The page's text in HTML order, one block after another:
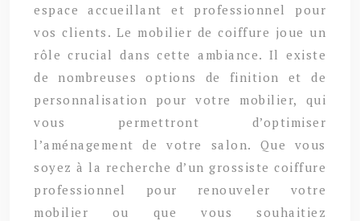
espace accueillant et professionnel pour
vos clients. Le mobilier de coiffure joue un
rôle crucial dans cette ambiance. Il existe
de nombreuses options de finition et de
personnalisation pour votre mobilier, qui
vous permettront d’optimiser
l’aménagement de votre salon. Que vous
soyez à la recherche d’un grossiste coiffure
professionnel pour renouveler votre
mobilier ou que vous souhaitiez